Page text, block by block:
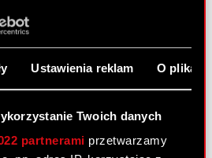
Ustawienia reklam O
Twoich danych
partnerami przetwarzamy
56 ust. 1 pkt. 2 Ustawy o
bieżące i okresowe Zarząd
S.A. (dalej jako „Spółka“)
wiadomości…Czytaj
kandydata do Rady